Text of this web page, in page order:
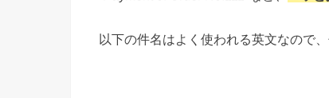
以下の件名はよく使われる英文なので